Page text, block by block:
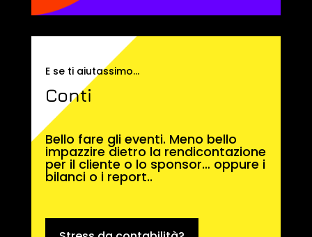
E se ti aiutassimo…
Conti
Bello fare gli eventi. Meno bello
impazzire dietro la rendicontazione
per il cliente o lo sponsor… oppure i
bilanci o i report..